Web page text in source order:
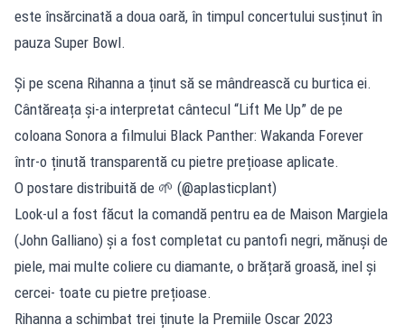
este însărcinată a doua oară, în timpul concertului susținut în
pauza Super Bowl.
Și pe scena Rihanna a ținut să se mândrească cu burtica ei.
Cântăreața și-a interpretat cântecul “Lift Me Up” de pe
coloana Sonora a filmului Black Panther: Wakanda Forever
într-o ținută transparentă cu pietre prețioase aplicate.
O postare distribuită de 🌱 (@aplasticplant)
Look-ul a fost făcut la comandă pentru ea de Maison Margiela
(John Galliano) și a fost completat cu pantofi negri, mănuși de
piele, mai multe coliere cu diamante, o brățară groasă, inel și
cercei- toate cu pietre prețioase.
Rihanna a schimbat trei ținute la Premiile Oscar 2023